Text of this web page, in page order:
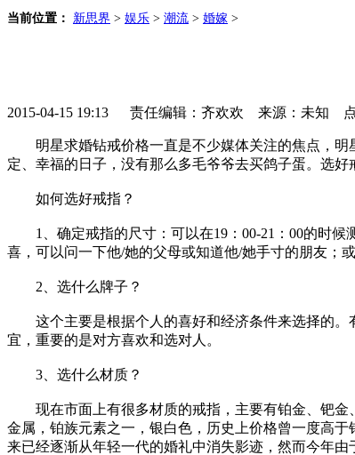
当前位置： 新思界 > 娱乐 > 潮流 > 婚嫁 >
2015-04-15 19:13 责任编辑：齐欢欢 来源：未知 点
明星求婚钻戒价格一直是不少媒体关注的焦点，明
定、幸福的日子，没有那么多毛爷爷去买鸽子蛋。选好
如何选好戒指？
1、确定戒指的尺寸：可以在19：00-21：00的时候
喜，可以问一下他/她的父母或知道他/她手寸的朋友；
2、选什么牌子？
这个主要是根据个人的喜好和经济条件来选择的。
宜，重要的是对方喜欢和选对人。
3、选什么材质？
现在市面上有很多材质的戒指，主要有铂金、钯金
金属，铂族元素之一，银白色，历史上价格曾一度高
来已经逐渐从年轻一代的婚礼中消失影迹，然而今年